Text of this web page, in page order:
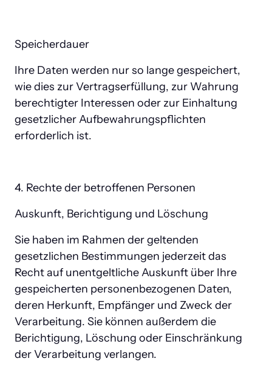
Speicherdauer
Ihre Daten werden nur so lange gespeichert,
wie dies zur Vertragserfüllung, zur Wahrung
berechtigter Interessen oder zur Einhaltung
gesetzlicher Aufbewahrungspflichten
erforderlich ist.
4. Rechte der betroffenen Personen
Auskunft, Berichtigung und Löschung
Sie haben im Rahmen der geltenden
gesetzlichen Bestimmungen jederzeit das
Recht auf unentgeltliche Auskunft über Ihre
gespeicherten personenbezogenen Daten,
deren Herkunft, Empfänger und Zweck der
Verarbeitung. Sie können außerdem die
Berichtigung, Löschung oder Einschränkung
der Verarbeitung verlangen.